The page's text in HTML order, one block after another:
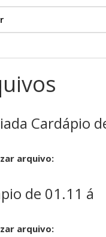
Cardápio
arquivo:
de 01.11 á
arquivo: